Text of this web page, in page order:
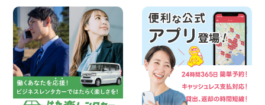
2026年08月08日
★WRX 作業紹介★ 三重県 四日市インタ
ー店
100円レンタカー 四日市インター
2026年08月08日
横浜弥生台店限定!!夏季特別キャンペーン
のお知らせ!! 神奈川県 横浜弥生台店
100円レンタカー 横浜弥生台
2026年08月08日